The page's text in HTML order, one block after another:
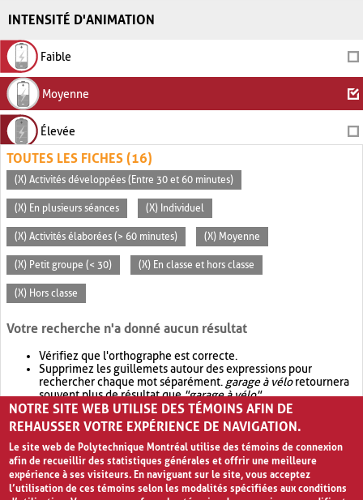
INTENSITÉ D'ANIMATION
Faible
Moyenne
Élevée
TOUTES LES FICHES (16)
(X) Activités développées (Entre 30 et 60 minutes)
(X) En plusieurs séances (X) Individuel
(X) Activités élaborées (> 60 minutes) (X) Moyenne
(X) Petit groupe (< 30) (X) En classe et hors classe
(X) Hors classe
Votre recherche n'a donné aucun résultat
Vérifiez que l'orthographe est correcte.
Supprimez les guillemets autour des expressions pour
rechercher chaque mot séparément. garage à véloretournera
souvent plus de résultat que"garage à vélo".
Envisagez d'élargir votre recherche avec OR.garage OR vélo
retournera souvent plus de résultat quegarage à vélo
NOTRE SITE WEB UTILISE DES TÉMOINS AFIN DE
REHAUSSER VOTRE EXPÉRIENCE DE NAVIGATION.
Le site web de Polytechnique Montréal utilise des témoins de connexion
afin de recueillir des statistiques générales et offrir une meilleure
expérience à ses visiteurs. En naviguant sur le site, vous acceptez
l’utilisation de ces témoins selon les modalités spécifiées aux conditions